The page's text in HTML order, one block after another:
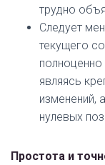
трудно
Следует
текущего
полноценно
являясь
изменений,
нулевых
Простота и